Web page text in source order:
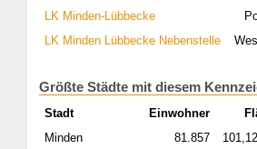
LK Minden-Lübbecke
LK Minden Lübbecke Nebenstelle
Größte Städte mit diesem
Stadt Einwohner
Minden
81.857